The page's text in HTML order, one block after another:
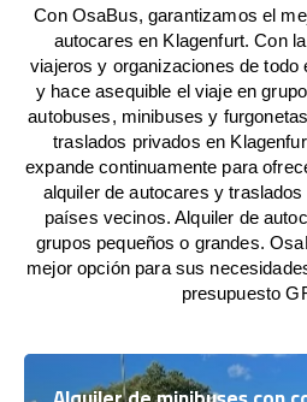
Con OsaBus, garantizamos el
autocares en Klagenfurt. Con
viajeros y organizaciones de
y hace asequible el viaje en
autobuses, minibuses y
traslados privados en
expande continuamente para
alquiler de autocares y
países vecinos. Alquiler de
grupos pequeños o grandes.
mejor opción para sus
presupuesto